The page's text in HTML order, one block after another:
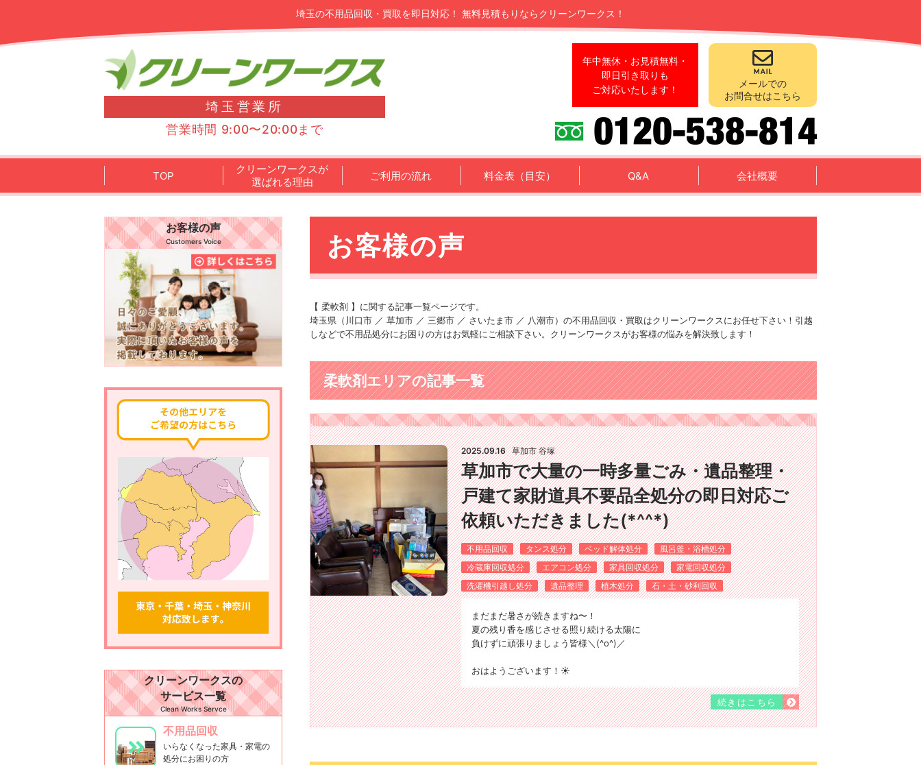
埼玉の不用品回収・買取を即日対応！ 無料見積もりならクリーンワークス！
埼玉営業所
営業時間 9:00〜20:00まで
年中無休・お見積無料・
即日引き取りも
ご対応いたします！
メールでの
お問合せはこちら
TOP
クリーンワークスが
選ばれる理由
ご利用の流れ 料金表（目安） Q&A 会社概要
お客様の声
【 柔軟剤 】に関する記事一覧ページです。
埼玉県（川口市 ／ 草加市 ／ 三郷市 ／ さいたま市 ／ 八潮市）の不用品回収・買取はクリーンワークスにお任せ下さい！引越
しなどで不用品処分にお困りの方はお気軽にご相談下さい。クリーンワークスがお客様の悩みを解決致します！
柔軟剤エリアの記事一覧
2025.09.16 草加市 谷塚
草加市で大量の一時多量ごみ・遺品整理・
戸建て家財道具不要品全処分の即日対応ご
依頼いただきました(*^^*)
不用品回収 タンス処分 ベッド解体処分
風呂釜・浴槽処分
冷蔵庫回収処分
エアコン処分 家具回収処分
家電回収処分
洗濯機引越し処分
遺品整理 植木処分 石・土・砂利回収
まだまだ暑さが続きますね〜！
夏の残り香を感じさせる照り続ける太陽に
負けずに頑張りましょう皆様＼(^o^)／
おはようございます！☀️
続きはこちら
お客様の声
Customers Voice
クリーンワークスの
サービス一覧
Clean Works Servce
不用品回収
いらなくなった家具・家電の
処分にお困りの方